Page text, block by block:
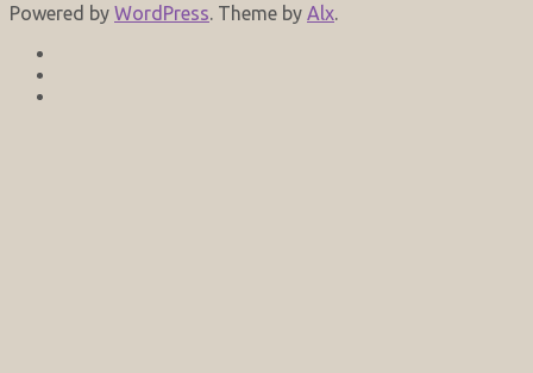
Powered by WordPress. Theme by Alx.